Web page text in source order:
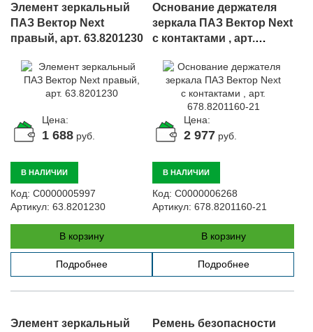
Элемент зеркальный
ПАЗ Вектор Next
правый, арт. 63.8201230
Цена:
1 688 руб.
В НАЛИЧИИ
Код: С0000005997
Артикул: 63.8201230
В корзину
Подробнее
Основание держателя
зеркала ПАЗ Вектор Next
с контактами , арт.
Цена:
2 977 руб.
В НАЛИЧИИ
Код: С0000006268
Артикул: 678.8201160-21
В корзину
Подробнее
Элемент зеркальный
Ремень безопасности